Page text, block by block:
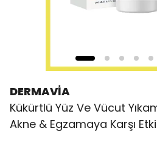
DERMAVİA
Kükürtlü Yüz Ve Vücut
Akne & Egzamaya Karşı